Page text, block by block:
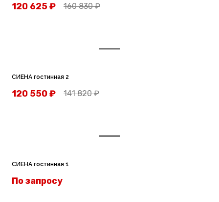
160 830₽
120 625₽
СИЕНА гостинная 2
141 820₽
120 550₽
СИЕНА гостинная 1
По запросу